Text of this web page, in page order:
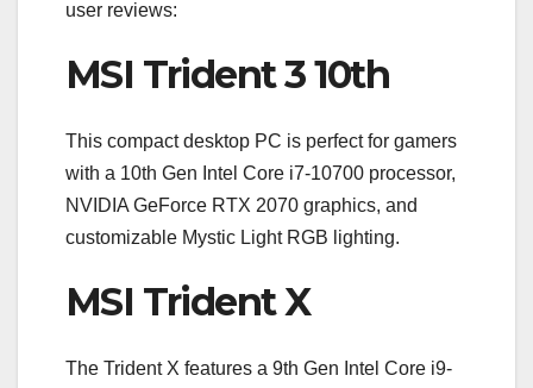
user reviews:
MSI Trident 3 10th
This compact desktop PC is perfect for gamers
with a 10th Gen Intel Core i7-10700 processor,
NVIDIA GeForce RTX 2070 graphics, and
customizable Mystic Light RGB lighting.
MSI Trident X
The Trident X features a 9th Gen Intel Core i9-